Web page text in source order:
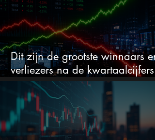
Dit zijn de grootste winnaars en
verliezers na de kwartaalcijfers
(2 springen eruit)